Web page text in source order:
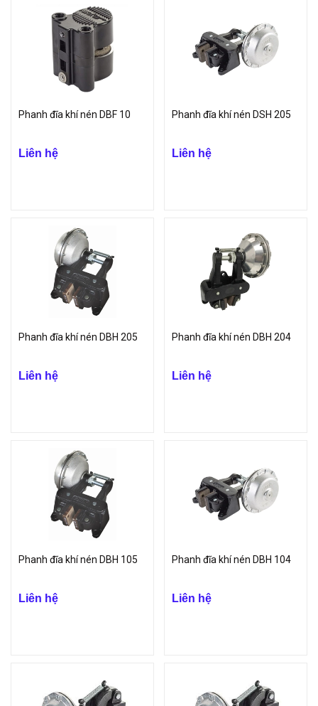
Phanh đĩa khí nén DBF 10
Liên hệ
Phanh đĩa khí nén DSH 205
Liên hệ
Phanh đĩa khí nén DBH 205
Liên hệ
Phanh đĩa khí nén DBH 204
Liên hệ
Phanh đĩa khí nén DBH 105
Liên hệ
Phanh đĩa khí nén DBH 104
Liên hệ